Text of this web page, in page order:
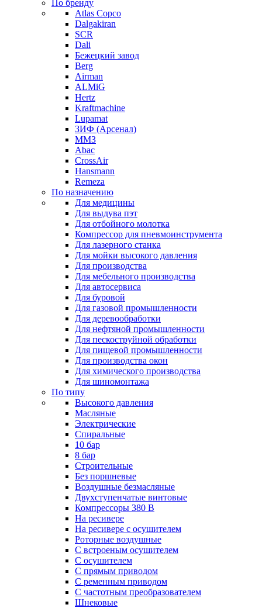
По бренду
Atlas Copco
Dalgakiran
SCR
Dali
Бежецкий завод
Berg
Airman
ALMiG
Hertz
Kraftmachine
Lupamat
ЗИФ (Арсенал)
ММЗ
Abac
CrossAir
Hansmann
Remeza
По назначению
Для медицины
Для выдува пэт
Для отбойного молотка
Компрессор для пневмоинструмента
Для лазерного станка
Для мойки высокого давления
Для производства
Для мебельного производства
Для автосервиса
Для буровой
Для газовой промышленности
Для деревообработки
Для нефтяной промышленности
Для пескоструйной обработки
Для пищевой промышленности
Для производства окон
Для химического производства
Для шиномонтажа
По типу
Высокого давления
Масляные
Электрические
Спиральные
10 бар
8 бар
Cтроительные
Без поршневые
Воздушные безмасляные
Двухступенчатые винтовые
Компрессоры 380 В
На ресивере
На ресивере с осушителем
Роторные воздушные
С встроеным осушителем
С осушителем
С прямым приводом
С ременным приводом
С частотным преобразователем
Шнековые